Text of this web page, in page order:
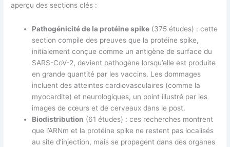
aperçu des sections clés :
Pathogénicité de la protéine spike (375 études) : cette
section compile des preuves que la protéine spike,
initialement conçue comme un antigène de surface du
SARS-CoV-2, devient pathogène lorsqu’elle est produite
en grande quantité par les vaccins. Les dommages
incluent des atteintes cardiovasculaires (comme la
myocardite) et neurologiques, un point illustré par les
images de cœurs et de cerveaux dans le post.
Biodistribution (61 études) : ces recherches montrent
que l’ARNm et la protéine spike ne restent pas localisés
au site d’injection, mais se propagent dans des organes